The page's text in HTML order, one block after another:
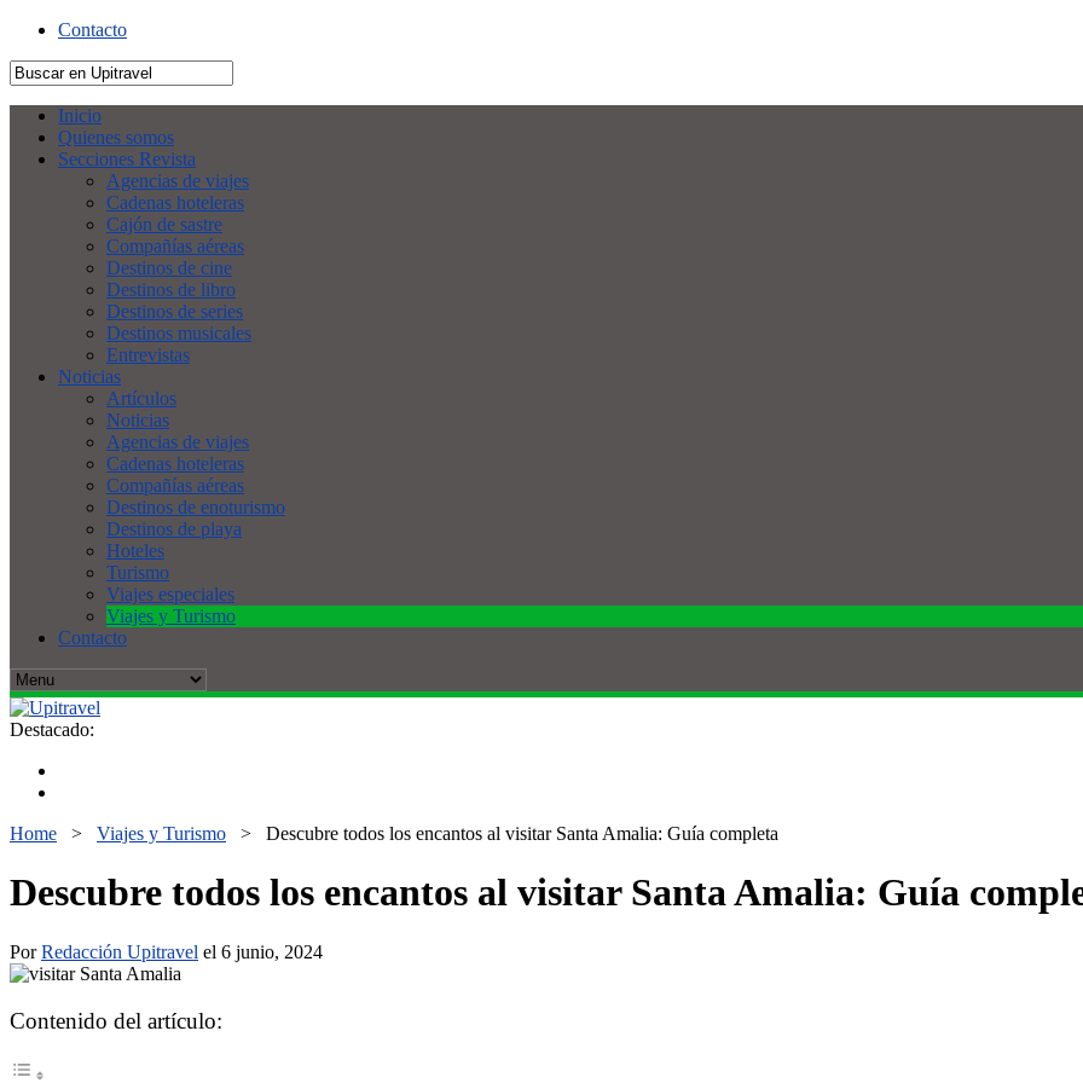
Contacto
Inicio
Quienes somos
Secciones Revista
Agencias de viajes
Cadenas hoteleras
Cajón de sastre
Compañías aéreas
Destinos de cine
Destinos de libro
Destinos de series
Destinos musicales
Entrevistas
Noticias
Artículos
Noticias
Agencias de viajes
Cadenas hoteleras
Compañías aéreas
Destinos de enoturismo
Destinos de playa
Hoteles
Turismo
Viajes especiales
Viajes y Turismo
Contacto
Destacado:
Home > Viajes y Turismo > Descubre todos los encantos al visitar Santa Amalia: Guía completa
Descubre todos los encantos al visitar Santa Amalia: Guía
PorRedacción Upitravel el 6 junio, 2024
Contenido del artículo: